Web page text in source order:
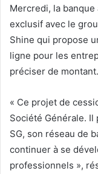
Mercredi, la
exclusif avec le
Shine qui propose
ligne pour les
préciser de montant.
« Ce projet de
Société Générale.
SG, son réseau de
continuer à se
professionnels »,